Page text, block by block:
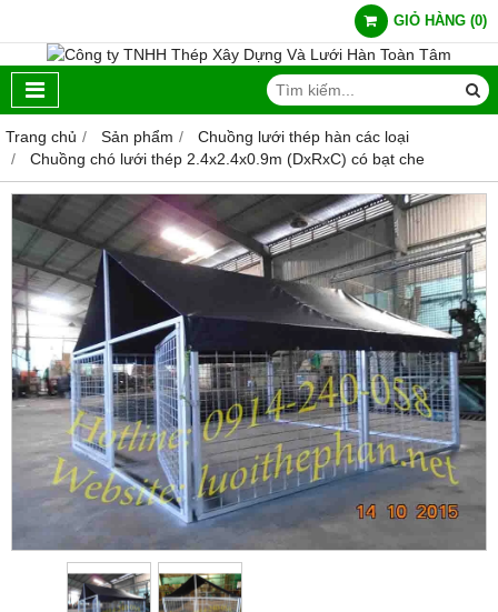
GIỎ HÀNG (0)
Trang chủ Sản phẩm
Chuồng lưới thép hàn các loại
Chuồng chó lưới thép 2.4x2.4x0.9m (DxRxC) có bạt che